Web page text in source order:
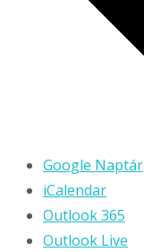
Google Naptár
iCalendar
Outlook 365
Outlook Live